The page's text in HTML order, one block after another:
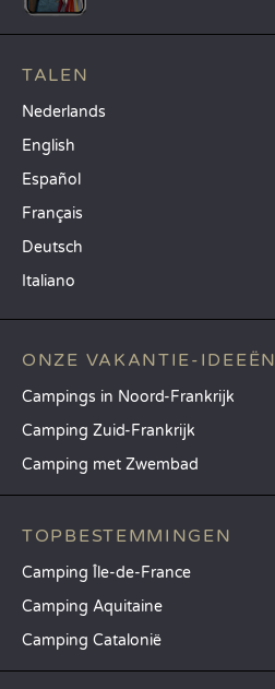
TALEN
Nederlands
English
Español
Français
Deutsch
Italiano
ONZE VAKANTIE-IDEEËN
Campings in Noord-Frankrijk
Camping Zuid-Frankrijk
Camping met Zwembad
TOPBESTEMMINGEN
Camping Île-de-France
Camping Aquitaine
Camping Catalonië